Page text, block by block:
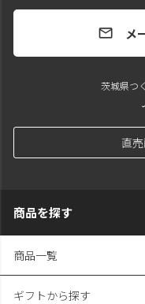
mail メ
茨城県つ
直
商品を探す
商品一覧
ギフトから探す